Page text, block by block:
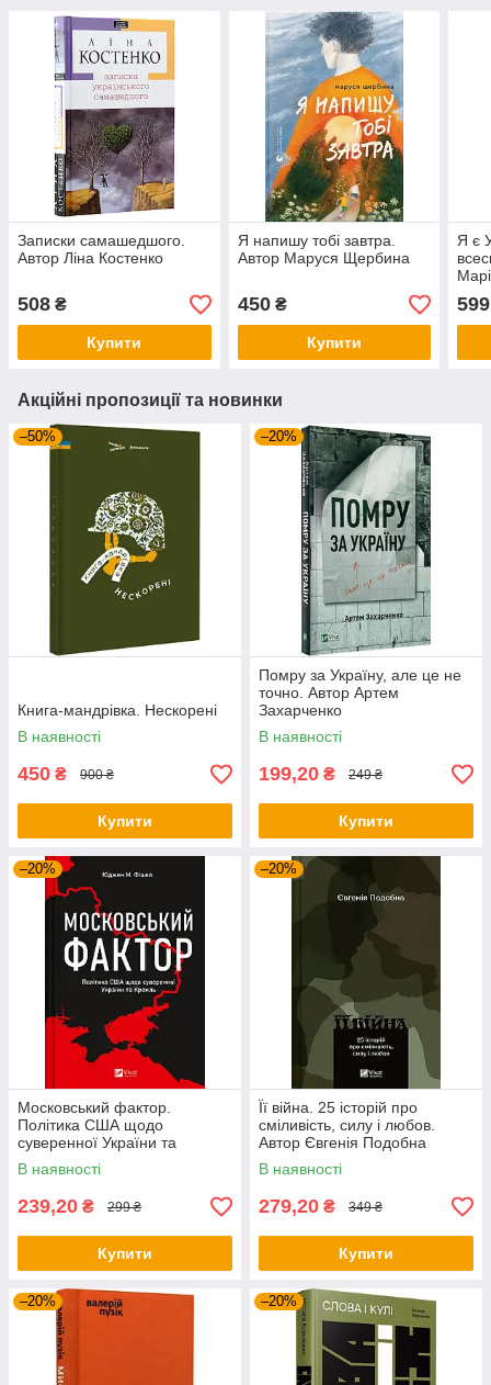
Записки самашедшого.
Автор Ліна Костенко
508 ₴
Купити
Я напишу тобі завтра.
Автор Маруся Щербина
450₴
Купити
Я є
599
Акційні пропозиції та новинки
–50%
Книга-мандрівка. Нескорені
В наявності
450 ₴ 900 ₴
Купити
–20%
Помру за Україну, але це не
точно. Автор Артем
Захарченко
В наявності
199,20 ₴ 249 ₴
Купити
–20%
Московський фактор.
Політика США щодо
суверенної України та
Кремль. Автор Юджин М.
Фішел
В наявності
239,20 ₴ 299 ₴
Купити
–20%
Її війна. 25 історій про
сміливість, силу і любов.
Автор Євгенія Подобна
В наявності
279,20 ₴ 349 ₴
Купити
–20% –20%